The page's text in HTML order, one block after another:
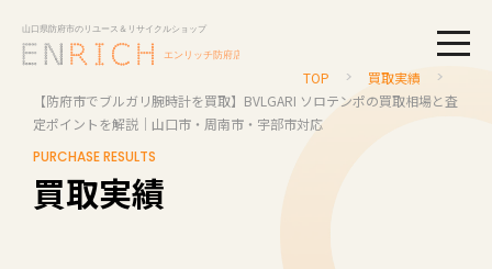
TOP
買取実績
【防府市でブルガリ腕時計を買取】BVLGARI ソロテンポの買取相場と査
定ポイントを解説｜山口市・周南市・宇部市対応
PURCHASE RESULTS
買取実績